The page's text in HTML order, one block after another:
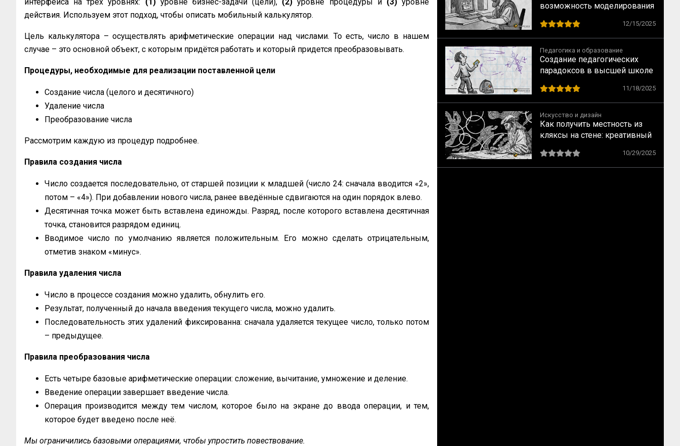
действия. Используем этот подход, чтобы описать мобильный калькулятор.
Цель калькулятора – осуществлять арифметические операции над числами. То есть, число в нашем
случае – это основной объект, с которым придётся работать и который придется преобразовывать.
Процедуры, необходимые для реализации поставленной цели
Создание числа (целого и десятичного)
Удаление числа
Преобразование числа
Рассмотрим каждую из процедур подробнее.
Правила создания числа
Число создается последовательно, от старшей позиции к младшей (число 24: сначала вводится «2»,
потом – «4»). При добавлении нового числа, ранее введённые сдвигаются на один порядок влево.
Десятичная точка может быть вставлена единожды. Разряд, после которого вставлена десятичная
точка, становится разрядом единиц.
Вводимое число по умолчанию является положительным. Его можно сделать отрицательным,
отметив знаком «минус».
Правила удаления числа
Число в процессе создания можно удалить, обнулить его.
Результат, полученный до начала введения текущего числа, можно удалить.
Последовательность этих удалений фиксированна: сначала удаляется текущее число, только потом
– предыдущее.
Правила преобразования числа
Есть четыре базовые арифметические операции: сложение, вычитание, умножение и деление.
Введение операции завершает введение числа.
Операция производится между тем числом, которое было на экране до ввода операции, и тем,
которое будет введено после неё.
Мы ограничились базовыми операциями, чтобы упростить повествование.
возможность моделирования
Платона до наших дней12/15/2025
Педагогика и образование
Создание педагогических
парадоксов в высшей школе
11/18/2025
Искусство и дизайн
Как получить местность из
кляксы на стене: креативный
10/29/2025